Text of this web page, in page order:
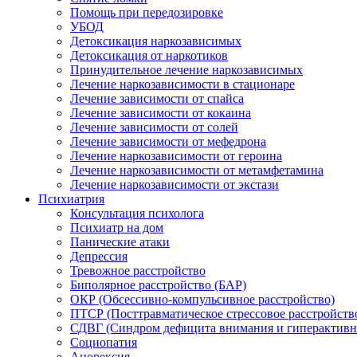
Помощь при передозировке
УБОД
Детоксикация наркозависимых
Детоксикация от наркотиков
Принудительное лечение наркозависимых
Лечение наркозависимости в стационаре
Лечение зависимости от спайса
Лечение зависимости от кокаина
Лечение зависимости от солей
Лечение зависимости от мефедрона
Лечение наркозависимости от героина
Лечение наркозависимости от метамфетамина
Лечение наркозависимости от экстази
Психиатрия
Консультация психолога
Психиатр на дом
Панические атаки
Депрессия
Тревожное расстройство
Биполярное расстройство (БАР)
ОКР (Обсессивно-компульсивное расстройство)
ПТСР (Посттравматическое стрессовое
СДВГ (Синдром дефицита внимания и
Социопатия